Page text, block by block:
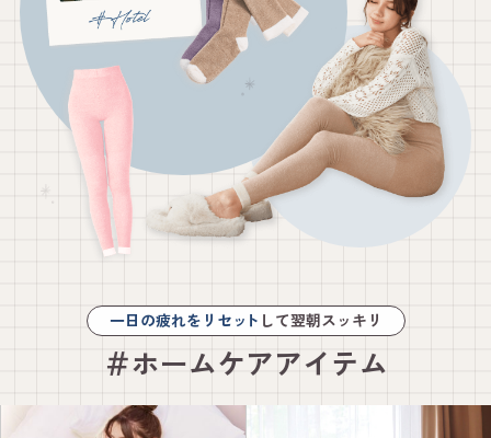
一日の疲れをリセット して翌朝スッキリ
＃ホームケアアイテム